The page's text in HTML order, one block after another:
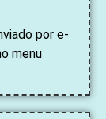
por e-
menu